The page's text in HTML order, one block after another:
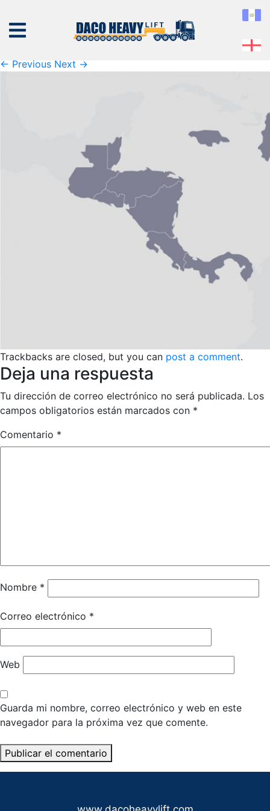
PROYECTOS
Published 20 de February de 2019at1465 × 845
← Previous Next →
Trackbacks are closed, but you can post a comment.
Deja una respuesta
Tu dirección de correo electrónico no será publicada. Los
campos obligatorios están marcados con *
Comentario *
Nombre *
Correo electrónico *
Web
Guarda mi nombre, correo electrónico y web en este
navegador para la próxima vez que comente.